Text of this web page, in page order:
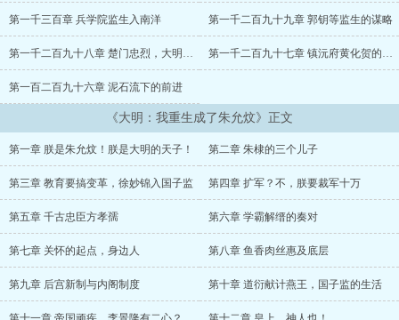
第一千三百章 兵学院监生入南洋 第一千二百九十九章 郭钥等监生的谋略
第一千二百九十八章 楚门忠烈，大明义士 第一千二百九十七章 镇沅府黄化贺的醒悟
第一百二百九十六章 泥石流下的前进
《大明：我重生成了朱允炆》正文
第一章 朕是朱允炆！朕是大明的天子！ 第二章 朱棣的三个儿子
第三章 教育要搞变革，徐妙锦入国子监 第四章 扩军？不，朕要裁军十万
第五章 千古忠臣方孝孺 第六章 学霸解缙的奏对
第七章 关怀的起点，身边人 第八章 鱼香肉丝惠及底层
第九章 后宫新制与内阁制度 第十章 道衍献计燕王，国子监的生活